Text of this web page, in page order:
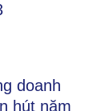
doanh
hút năm